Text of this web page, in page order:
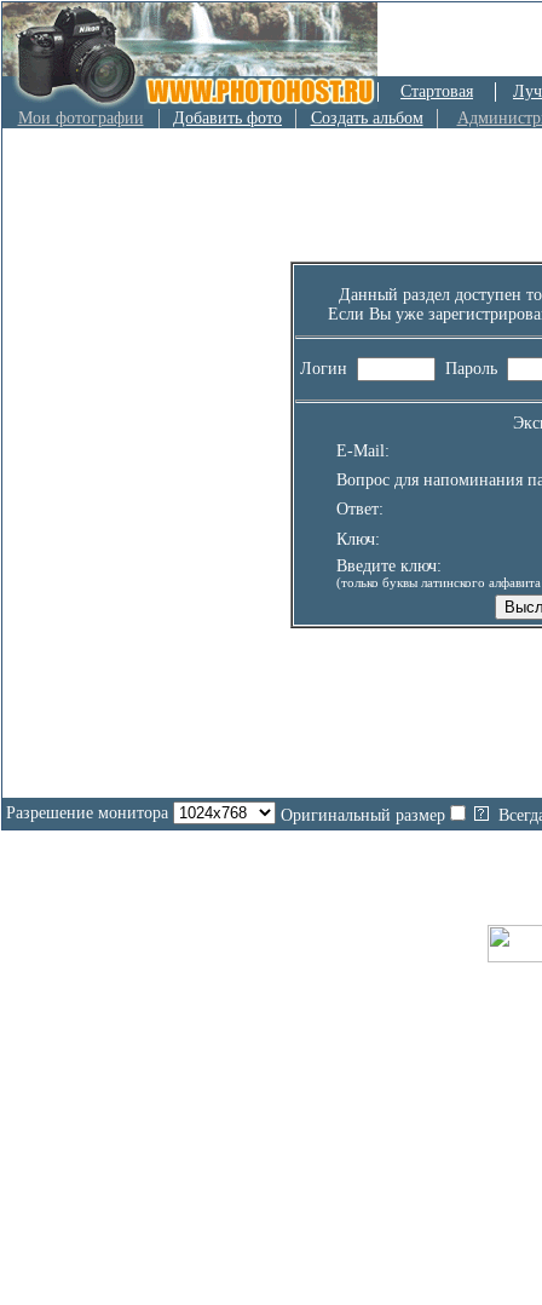
Стартовая
Мои фотографии
Добавить фото Создать альбом
Данный раздел доступен
Если Вы уже
Логин Пароль
E-Mail:
Вопрос для напоминания
Ответ:
Ключ:
Введите ключ:
(только буквы латинского
Разрешение монитора Оригинальный размер